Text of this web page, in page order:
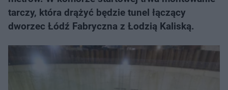
tarczy, która drążyć będzie tunel łączący
dworzec Łódź Fabryczna z Łodzią Kaliską.